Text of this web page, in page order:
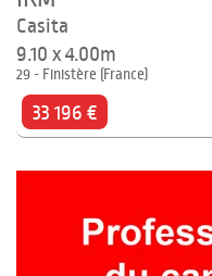
Casita
9.10 x 4.00m
29 - Finistère (France)
33 196 €